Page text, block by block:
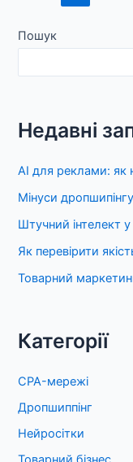
Пошук
Недавні
AI для реклами: як
Мінуси
Штучний інтелект
Як перевірити
Товарний
Категорії
CPA-мережі
Дропшиппінг
Нейросітки